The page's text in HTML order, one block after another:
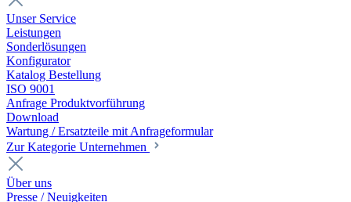
Unser Service
Leistungen
Sonderlösungen
Konfigurator
Katalog Bestellung
ISO 9001
Anfrage Produktvorführung
Download
Wartung / Ersatzteile mit Anfrageformular
Zur Kategorie Unternehmen
Über uns
Presse / Neuigkeiten